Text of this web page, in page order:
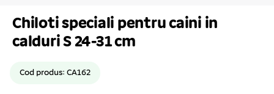
Chiloti speciali pentru caini in
calduri S 24-31 cm
Cod produs: CA162